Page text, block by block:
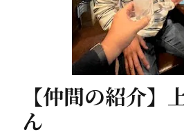
【仲間の紹介】
ん